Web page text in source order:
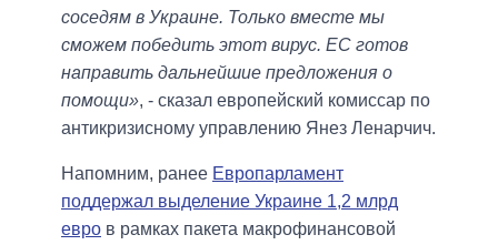
соседям в Украине. Только вместе мы
сможем победить этот вирус. ЕС готов
направить дальнейшие предложения о
помощи», - сказал европейский комиссар по
антикризисному управлению Янез Ленарчич.
Напомним, ранее Европарламент
поддержал выделение Украине 1,2 млрд
евро в рамках пакета макрофинансовой